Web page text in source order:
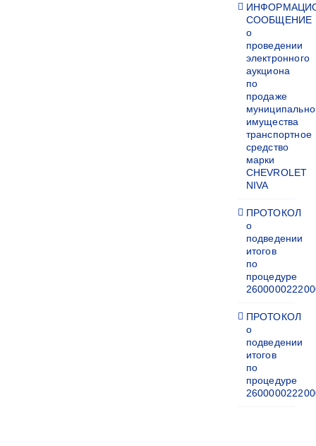
СООБЩЕНИЕ
о
проведении
электронного
аукциона
по
продаже
имущества
транспортное
средство
марки
CHEVROLET
NIVA
ПРОТОКОЛ
о
подведении
итогов
по
процедуре
ПРОТОКОЛ
о
подведении
итогов
по
процедуре